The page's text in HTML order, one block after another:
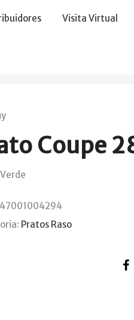
Visita Virtual
Coupe
Pratos Raso